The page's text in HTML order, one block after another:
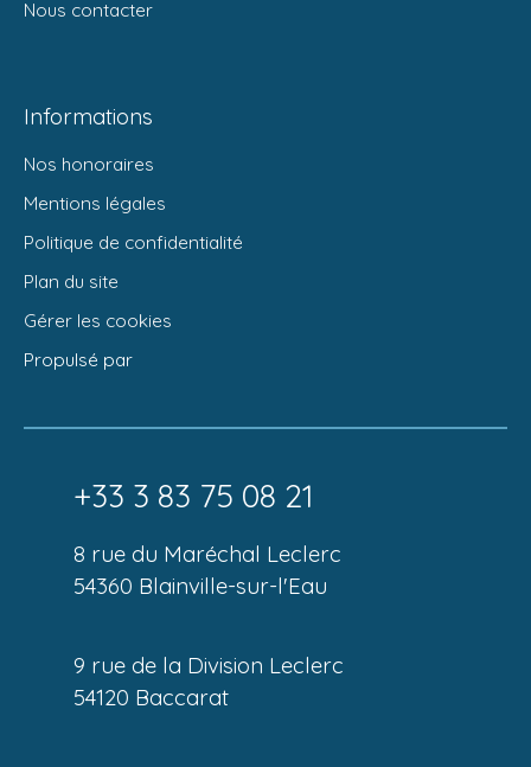
Nous contacter
Informations
Nos honoraires
Mentions légales
Politique de confidentialité
Plan du site
Gérer les cookies
Propulsé par
+33 3 83 75 08 21
8 rue du Maréchal Leclerc
54360 Blainville-sur-l'Eau
9 rue de la Division Leclerc
54120 Baccarat